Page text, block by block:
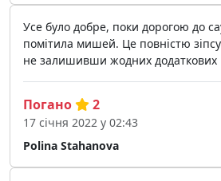
Усе було добре, поки дорогою до
помітила мишей. Це повністю
не залишивши жодних додаткових
Polina Stahanova
Погано 2
17 січня 2022 у 02:43